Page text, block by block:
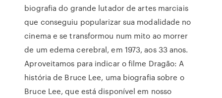
biografia do grande lutador de artes marciais
que conseguiu popularizar sua modalidade no
cinema e se transformou num mito ao morrer
de um edema cerebral, em 1973, aos 33 anos.
Aproveitamos para indicar o filme Dragão: A
história de Bruce Lee, uma biografia sobre o
Bruce Lee, que está disponível em nosso